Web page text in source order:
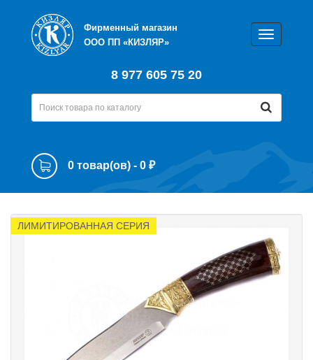
Фирменный магазин
ООО ПП «КИЗЛЯР»
8 977 605 75 20
0 товар(ов) - 0 ₽
ЛИМИТИРОВАННАЯ СЕРИЯ